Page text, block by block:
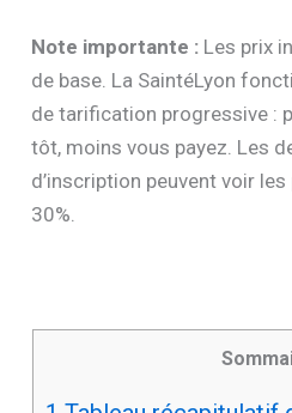
Note importante : Les prix
de base. La SaintéLyon
de tarification progressive :
tôt, moins vous payez. Les
d’inscription peuvent voir
30%.